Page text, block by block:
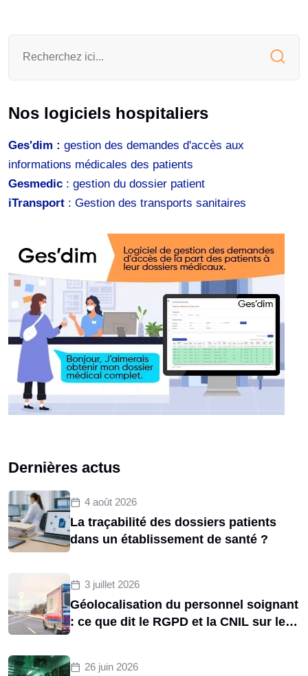
Nos logiciels hospitaliers
Ges'dim : gestion des demandes d'accès aux
informations médicales des patients
Gesmedic : gestion du dossier patient
iTransport : Gestion des transports sanitaires
Dernières actus
4 août 2026
La traçabilité des dossiers patients
dans un établissement de santé ?
3 juillet 2026
Géolocalisation du personnel soignant
: ce que dit le RGPD et la CNIL sur le
26 juin 2026